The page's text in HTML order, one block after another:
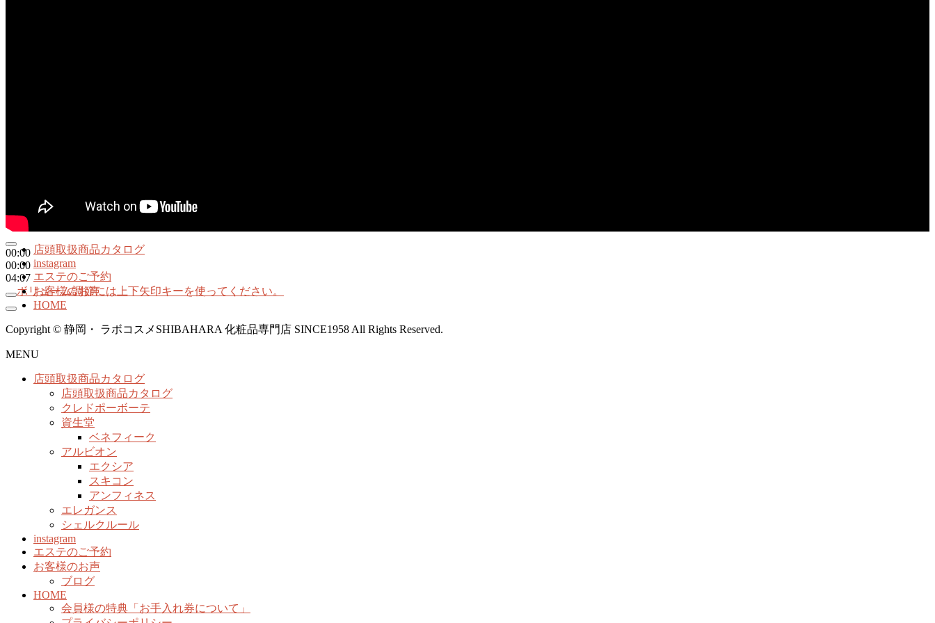
00:00
00:00
04:07
ボリューム調節には上下矢印キーを使ってください。
店頭取扱商品カタログ
instagram
エステのご予約
お客様のお声
HOME
Copyright © 静岡・ ラボコスメSHIBAHARA 化粧品専門店 SINCE1958 All Rights Reserved.
MENU
店頭取扱商品カタログ
店頭取扱商品カタログ
クレドポーボーテ
資生堂
ベネフィーク
アルビオン
エクシア
スキコン
アンフィネス
エレガンス
シェルクルール
instagram
エステのご予約
お客様のお声
ブログ
HOME
会員様の特典「お手入れ券について」